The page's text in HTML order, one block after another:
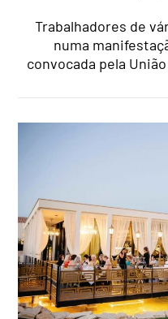
Trabalhadores de
numa
convocada pela